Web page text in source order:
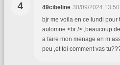
4 49cibeline 30/09/2024 13:50
bjr me voila en ce lundi
automne <br /> ,beaucoup
a faire mon menage en m
peu ,et toi comment vas